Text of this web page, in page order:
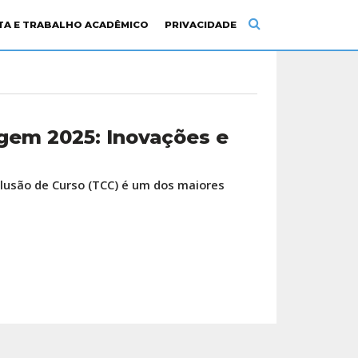
E TRABALHO ACADÊMICO PRIVACIDADE
2025: Inovações e
de Curso (TCC) é um dos maiores